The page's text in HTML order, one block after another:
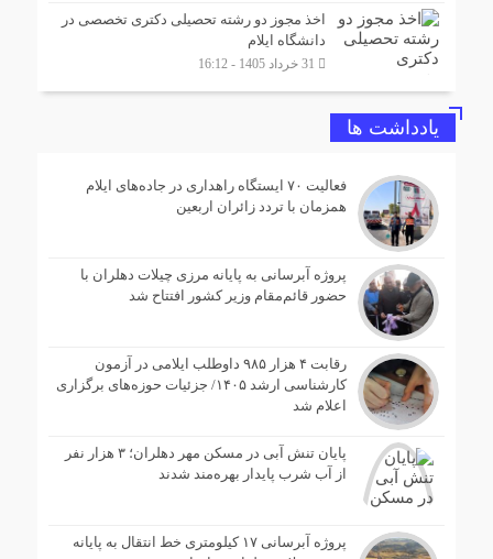
اخذ مجوز دو رشته تحصیلی دکتری تخصصی در
دانشگاه ایلام
یادداشت ها
فعالیت ۷۰ ایستگاه راهداری در جاده‌های ایلام
همزمان با تردد زائران اربعین
پروژه آبرسانی به پایانه مرزی چیلات دهلران با
حضور قائم‌مقام وزیر کشور افتتاح شد
رقابت ۴ هزار ۹۸۵ داوطلب ایلامی در آزمون
کارشناسی ارشد ۱۴۰۵/ جزئیات حوزه‌های برگزاری
اعلام شد
پایان تنش آبی در مسکن مهر دهلران؛ ۳ هزار نفر
از آب شرب پایدار بهره‌مند شدند
پروژه آبرسانی ۱۷ کیلومتری خط انتقال به پایانه